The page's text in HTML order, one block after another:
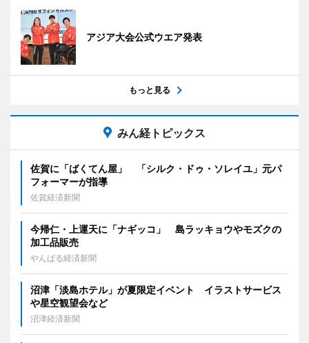
アジア大会公式ウエア発表
もっと見る
みん経トピックス
佐賀に「ばくてん屋」 「シルク・ドゥ・ソレイユ」元パ
フォーマーが指導
佐賀経済新聞
今帰仁・上運天に「ナギッコ」 島ラッキョウやモズクの
加工品販売
やんばる経済新聞
沼津「淡島ホテル」が夏限定イベント イラストサービス
や星空観望会など
沼津経済新聞